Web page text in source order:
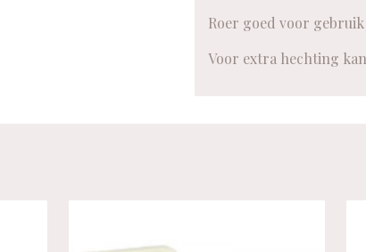
Roer goed voor
Voor extra hechting